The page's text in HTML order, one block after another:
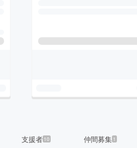
支援者 10 仲間募集 1